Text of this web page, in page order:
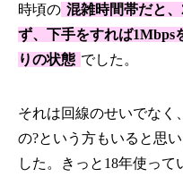
時頃の 混雑時間帯だと
ず、下手をすれば1Mbps
りの状態 でした。
それは回線のせいでなく
の?という方もいると思
した。きっと18年使って